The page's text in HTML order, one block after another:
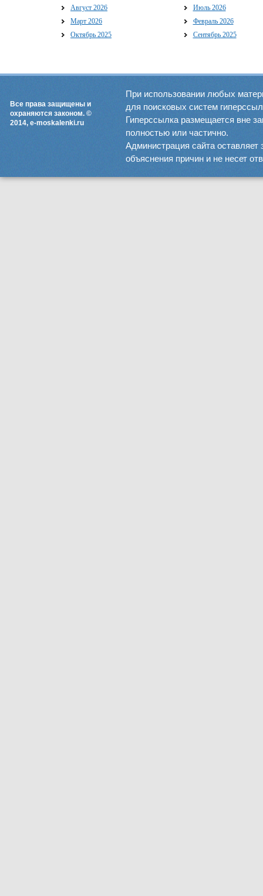
Август 2026
Июль 2026
Март 2026
Февраль 2026
Октябрь 2025
Сентябрь 2025
Все права защищены и
охраняются законом. ©
2014, e-moskalenki.ru
При использовании любых
для поисковых систем
Гиперссылка размещается вне
полностью или частично.
Администрация сайта оставляет
объяснения причин и не несет